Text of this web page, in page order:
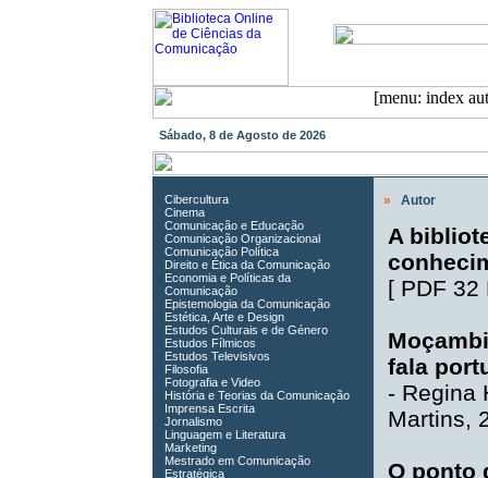
Sábado, 8 de Agosto de 2026
Cibercultura
Cinema
Comunicação e Educação
Comunicação Organizacional
Comunicação Política
Direito e Ética da Comunicação
Economia e Políticas da
Comunicação
Epistemologia da Comunicação
Estética, Arte e Design
Estudos Culturais e de Género
Estudos Fílmicos
Estudos Televisivos
Filosofia
Fotografia e Video
História e Teorias da Comunicação
Imprensa Escrita
Jornalismo
Linguagem e Literatura
Marketing
Mestrado em Comunicação
Estratégica
» Autor
A
[ PDF 32
fala
- Regina
Martins,
O ponto